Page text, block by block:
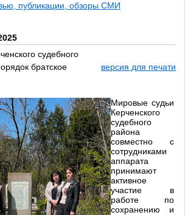
публикации, обзоры СМИ
судебного
братское
версия для печати
Мировые судьи
Керченского
судебного
района
совместно с
сотрудниками
аппарата
принимают
активное
участие в
работе по
сохранению и